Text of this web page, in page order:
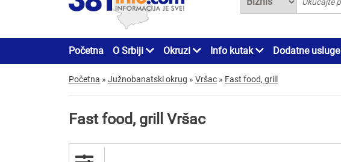
Početna O Srbiji Okruzi Info kutak Dodatne usluge
Početna » Južnobanatski okrug » Vršac » Fast food, grill
Fast food, grill Vršac